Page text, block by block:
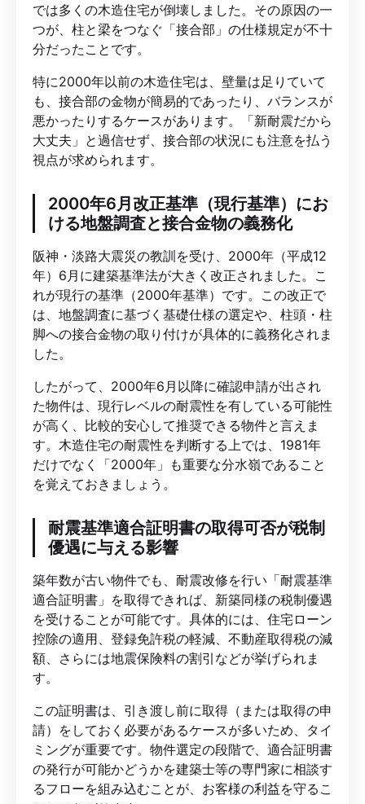
では多くの木造住宅が倒壊しました。その原因の一
つが、柱と梁をつなぐ「接合部」の仕様規定が不十
分だったことです。
特に2000年以前の木造住宅は、壁量は足りていて
も、接合部の金物が簡易的であったり、バランスが
悪かったりするケースがあります。「新耐震だから
大丈夫」と過信せず、接合部の状況にも注意を払う
視点が求められます。
2000年6月改正基準（現行基準）にお
ける地盤調査と接合金物の義務化
阪神・淡路大震災の教訓を受け、2000年（平成12
年）6月に建築基準法が大きく改正されました。こ
れが現行の基準（2000年基準）です。この改正で
は、地盤調査に基づく基礎仕様の選定や、柱頭・柱
脚への接合金物の取り付けが具体的に義務化されま
した。
したがって、2000年6月以降に確認申請が出され
た物件は、現行レベルの耐震性を有している可能性
が高く、比較的安心して推奨できる物件と言えま
す。木造住宅の耐震性を判断する上では、1981年
だけでなく「2000年」も重要な分水嶺であること
を覚えておきましょう。
耐震基準適合証明書の取得可否が税制
優遇に与える影響
築年数が古い物件でも、耐震改修を行い「耐震基準
適合証明書」を取得できれば、新築同様の税制優遇
を受けることが可能です。具体的には、住宅ローン
控除の適用、登録免許税の軽減、不動産取得税の減
額、さらには地震保険料の割引などが挙げられま
す。
この証明書は、引き渡し前に取得（または取得の申
請）をしておく必要があるケースが多いため、タイ
ミングが重要です。物件選定の段階で、適合証明書
の発行が可能かどうかを建築士等の専門家に相談す
るフローを組み込むことが、お客様の利益を守るこ